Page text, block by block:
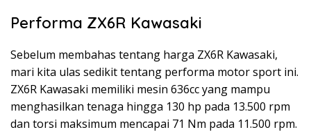
Performa ZX6R Kawasaki
Sebelum membahas tentang harga ZX6R Kawasaki,
mari kita ulas sedikit tentang performa motor sport ini.
ZX6R Kawasaki memiliki mesin 636cc yang mampu
menghasilkan tenaga hingga 130 hp pada 13.500 rpm
dan torsi maksimum mencapai 71 Nm pada 11.500 rpm.